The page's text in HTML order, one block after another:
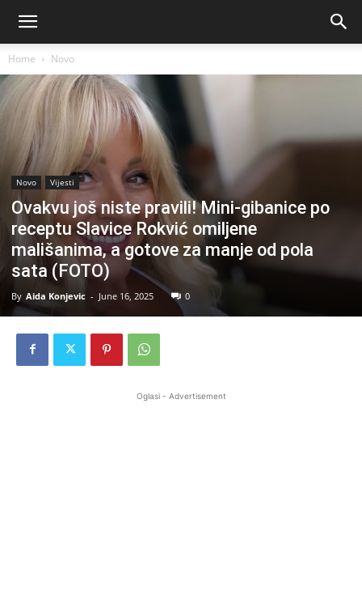
Home Novo
Novo Vijesti
Ovakvu još niste pravili! Mini-gibanice po
receptu Slavice Rokvić omiljene
mališanima, a gotove za manje od pola
sata (FOTO)
By Aida Konjevic - June 16, 2025 0
Oglasi - Advertisement